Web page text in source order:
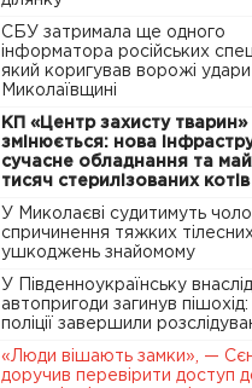
СБУ затримала ще одного
інформатора російських
який коригував ворожі
Миколаївщині
КП «Центр захисту тварин»
змінюється: нова
сучасне обладнання та
тисяч стерилізованих котів
У Миколаєві судитимуть
спричинення тяжких тілесних
ушкоджень знайомому
У Південноукраїнську
автопригоди загинув пішохід:
поліції завершили
«Люди вішають замки», —
доручив перевірити доступ